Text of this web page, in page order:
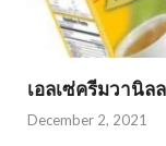
เอลเซ่ครีมวานิล
December 2, 2021